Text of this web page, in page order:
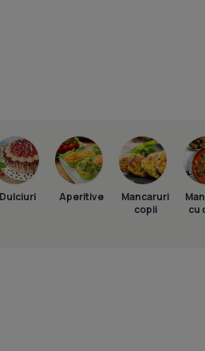
Dulciuri Aperitive
Mancaruri
copii
cu